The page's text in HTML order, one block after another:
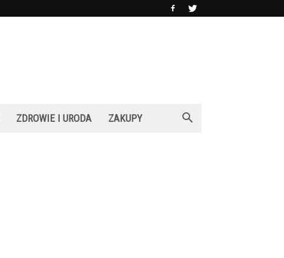
ZDROWIE I URODA ZAKUPY